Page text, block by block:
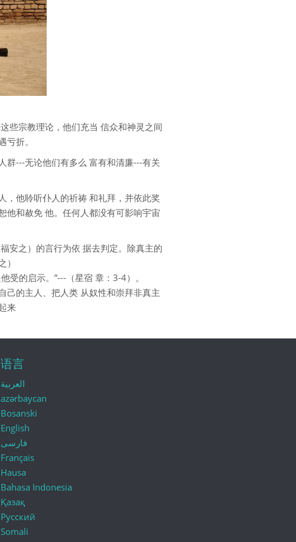
些宗教理论，他们充当 信众和神灵之间
折。
群---无论他们有多么 富有和清廉---有关
，他聆听仆人的祈祷 和礼拜，并依此奖
他和赦免 他。任何人都没有可影响宇宙
安之）的言行为依 据去判定。除真主的
受的启示。”---（星宿 章：3-4）。
己的主人、把人类 从奴性和崇拜非真主
来
语言
العربية
azərbaycan
Bosanski
English
فارسی
Français
Hausa
Bahasa Indonesia
Қазақ
Русский
Somali